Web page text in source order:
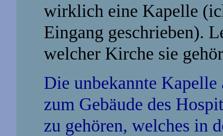
wirklich eine Kapelle
Eingang geschrieben).
welcher Kirche sie
Die unbekannte
zum Gebäude des
zu gehören, welches in